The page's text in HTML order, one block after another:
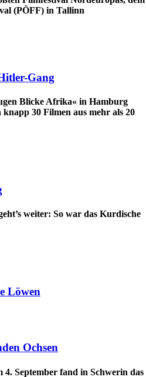
(PÖFF) in Tallinn
Gang
Blicke Afrika« in Hamburg
knapp 30 Filmen aus mehr als 20
weiter: So war das Kurdische
Löwen
Ochsen
4. September fand in Schwerin das